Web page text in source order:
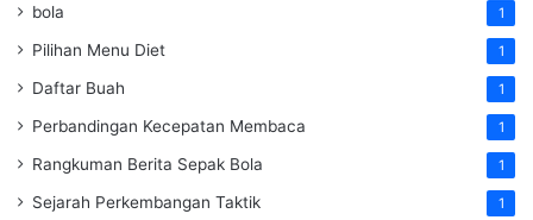
bola 1
Pilihan Menu Diet 1
Daftar Buah 1
Perbandingan Kecepatan Membaca 1
Rangkuman Berita Sepak Bola 1
Sejarah Perkembangan Taktik 1